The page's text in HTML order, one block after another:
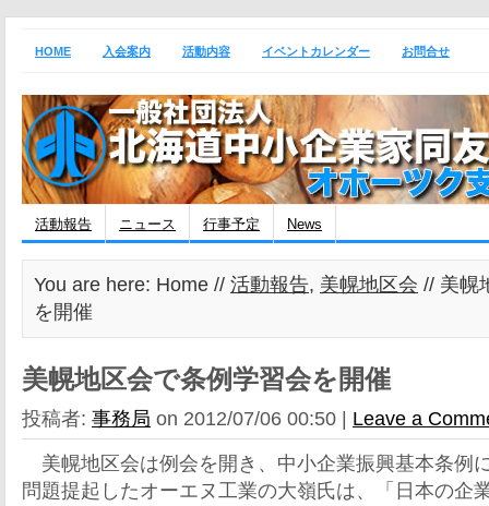
HOME 入会案内 活動内容 イベントカレンダー お問合せ
活動報告 ニュース 行事予定 News
You are here: Home // 活動報告, 美幌地区会 // 美幌
を開催
美幌地区会で条例学習会を開催
投稿者: 事務局 on 2012/07/06 00:50 | Leave a
美幌地区会は例会を開き、中小企業振興基本条例
問題提起したオーエヌ工業の大嶺氏は、「日本の企